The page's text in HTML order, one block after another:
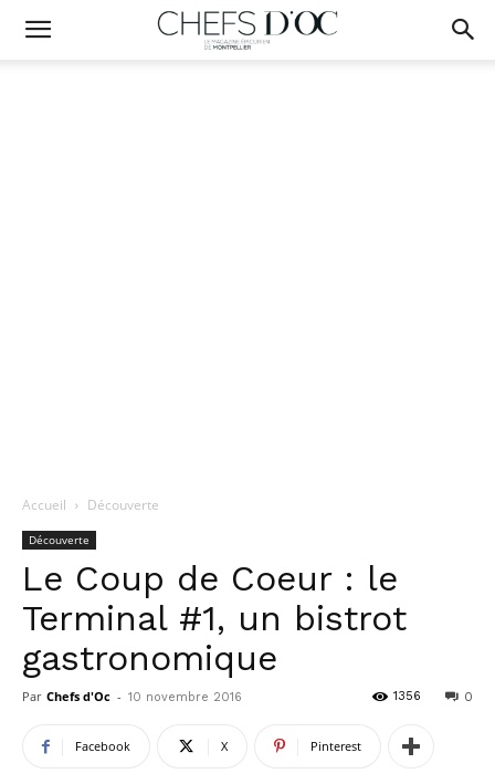
Accueil Découverte
Découverte
Le Coup de Coeur : le
Terminal #1, un bistrot
gastronomique
Par Chefs d'Oc - 10 novembre 2016 0
1356
Facebook X Pinterest